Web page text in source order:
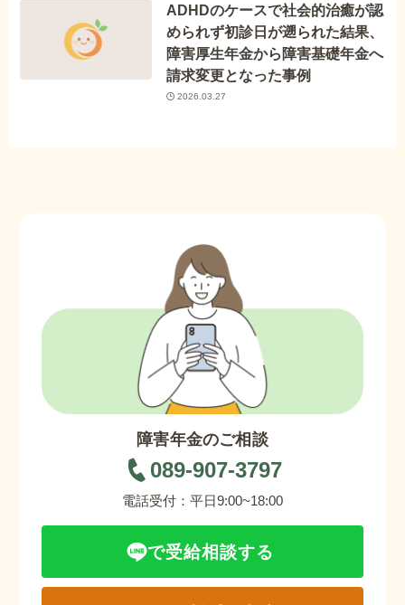
ADHDのケースで社会的治癒が認
められず初診日が遡られた結果、
障害厚生年金から障害基礎年金へ
請求変更となった事例
2026.03.27
障害年金のご相談
089-907-3797
電話受付：平日9:00~18:00
で受給相談する